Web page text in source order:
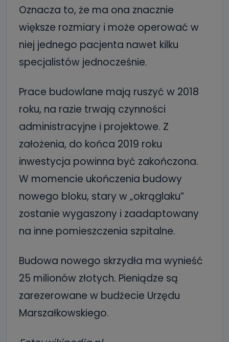
Oznacza to, że ma ona znacznie
większe rozmiary i może operować w
niej jednego pacjenta nawet kilku
specjalistów jednocześnie.
Prace budowlane mają ruszyć w 2018
roku, na razie trwają czynności
administracyjne i projektowe. Z
założenia, do końca 2019 roku
inwestycja powinna być zakończona.
W momencie ukończenia budowy
nowego bloku, stary w „okrąglaku”
zostanie wygaszony i zaadaptowany
na inne pomieszczenia szpitalne.
Budowa nowego skrzydła ma wynieść
25 milionów złotych. Pieniądze są
zarezerowane w budżecie Urzędu
Marszałkowskiego.